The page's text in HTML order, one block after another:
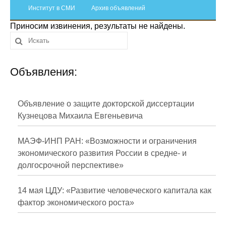
Отчетность
Противодействие коррупции
Материалы для СМИ
Публикации
Научная жизнь
Проблемы прогнозирования
О журнале
Номера журналов
Институт в СМИ Архив объявлений
Приносим извинения, результаты не найдены.
Объявления:
Объявление о защите докторской диссертации
Кузнецова Михаила Евгеньевича
МАЭФ-ИНП РАН: «Возможности и ограничения
экономического развития России в средне- и
долгосрочной перспективе»
14 мая ЦДУ: «Развитие человеческого капитала как
фактор экономического роста»